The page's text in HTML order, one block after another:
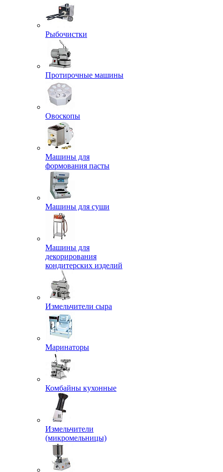
Рыбочистки
Протирочные машины
Овоскопы
Машины для
формования пасты
Машины для суши
Машины для
декорирования
кондитерских изделий
Измельчители сыра
Маринаторы
Комбайны кухонные
Измельчители
(микромельницы)